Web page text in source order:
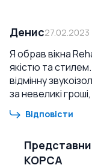
Денис27.02.2023
Я обрав вікна
якістю та
відмінну
за невеликі
Відповісти
КОРСА